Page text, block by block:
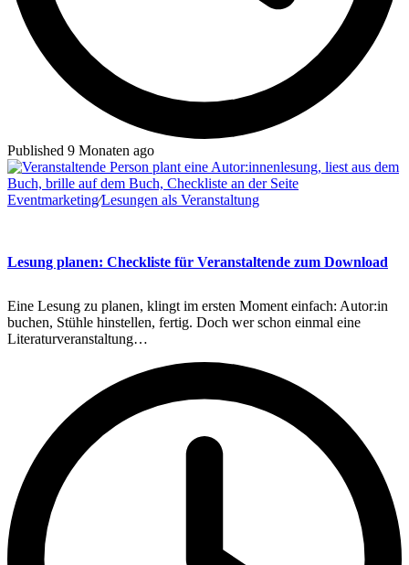
Published 9 Monaten ago
Eventmarketing∕Lesungen als Veranstaltung
Lesung planen: Checkliste für Veranstaltende zum Download
Eine Lesung zu planen, klingt im ersten Moment einfach: Autor:in
buchen, Stühle hinstellen, fertig. Doch wer schon einmal eine
Literaturveranstaltung…